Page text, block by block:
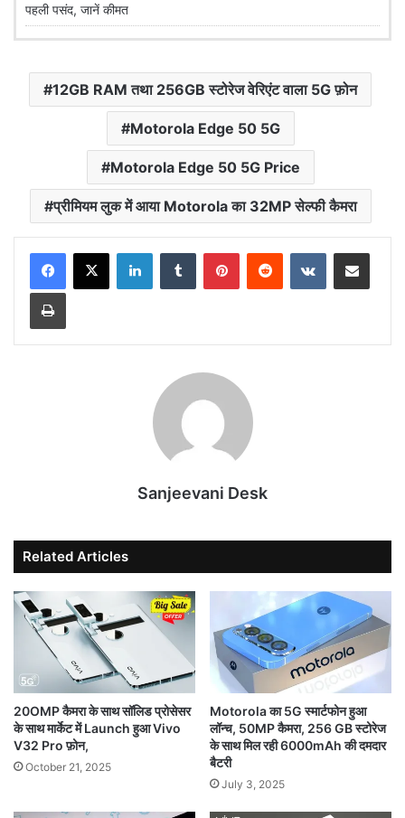
पहली पसंद, जानें कीमत
12GB RAM तथा 256GB स्टोरेज वेरिएंट वाला 5G फ़ोन
Motorola Edge 50 5G
Motorola Edge 50 5G Price
प्रीमियम लुक में आया Motorola का 32MP सेल्फी कैमरा
LinkedInTumblr PinterestReddit VKontakteShare via Email
Print
Sanjeevani Desk
Related Articles
20OMP कैमरा के साथ सॉलिड प्रोसेसर
के साथ मार्केट में Launch हुआ Vivo
V32 Pro फ़ोन,
October 21, 2025
Motorola का 5G स्मार्टफोन हुआ
लॉन्च, 50MP कैमरा, 256 GB स्टोरेज
के साथ मिल रही 6000mAh की दमदार
बैटरी
July 3, 2025